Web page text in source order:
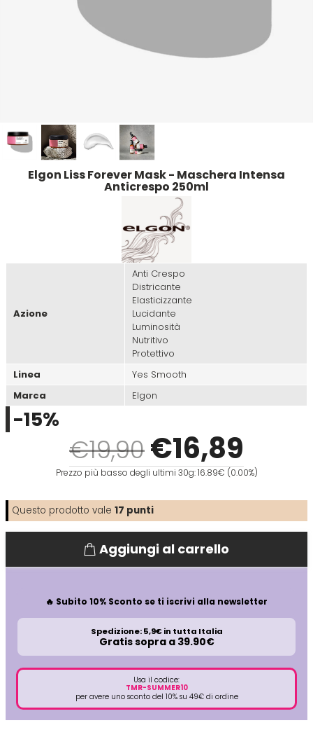
Astra
Aurore
Comprof
Depot
Diva
Dr.K Soap Company
Dyson
E
Eksperience
Elgon
Estas
Estiwell
Eugène Perma
Euro Marbel
Euro Stil
Euromax
EveryGreen
F-G-H I-J-K
Emulsioni Ossidanti
Emulsioni Permanenti
Elgon Liss Forever Mask - Maschera Intensa
Anticrespo 250ml
Azione
Anti Crespo
Districante
Elasticizzante
Lucidante
Luminosità
Nutritivo
Protettivo
Linea
Yes Smooth
Marca
Elgon
€19,90€16,89
-15%
Prezzo più basso degli ultimi 30g: 16.89€ (0.00%)
Questo prodotto vale 17 punti
Aggiungi al carrello
🔥 Subito 10% Sconto se ti iscrivi alla newsletter
Spedizione: 5,9€ in tutta Italia
Gratis sopra a 39.90€
Usa il codice:
TMR-SUMMER10
per avere uno sconto del 10% su 49€ di ordine